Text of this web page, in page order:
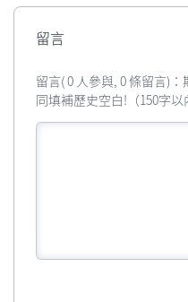
留言
留言( 0 人參與, 0 條留言)
同填補歷史空白!（150字以